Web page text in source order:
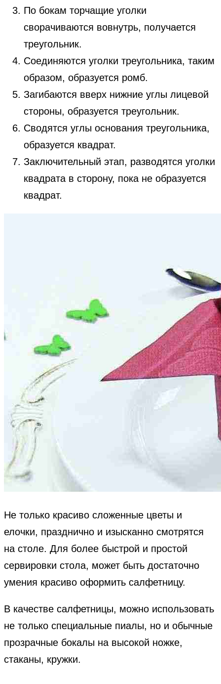
По бокам торчащие уголки
сворачиваются вовнутрь, получается
треугольник.
Соединяются уголки треугольника, таким
образом, образуется ромб.
Загибаются вверх нижние углы лицевой
стороны, образуется треугольник.
Сводятся углы основания треугольника,
образуется квадрат.
Заключительный этап, разводятся уголки
квадрата в сторону, пока не образуется
квадрат.
Не только красиво сложенные цветы и
елочки, празднично и изысканно смотрятся
на столе. Для более быстрой и простой
сервировки стола, может быть достаточно
умения красиво оформить салфетницу.
В качестве салфетницы, можно использовать
не только специальные пиалы, но и обычные
прозрачные бокалы на высокой ножке,
стаканы, кружки.